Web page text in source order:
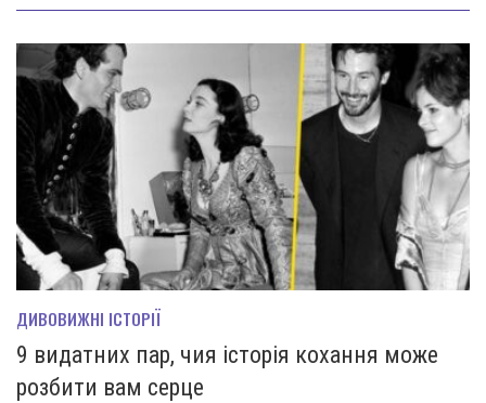
ДИВОВИЖНІ ІСТОРІЇ
9 видатних пар, чия історія кохання може
розбити вам серце